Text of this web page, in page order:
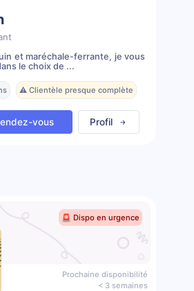
et maréchale-ferrante, je vous
le choix de ...
⚠️ Clientèle presque complète
vous Profil
🚨 Dispo en urgence
Prochaine disponibilité
< 3 semaines